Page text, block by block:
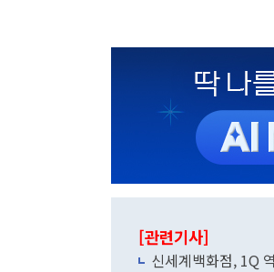
[관련기사]
신세계백화점, 1Q